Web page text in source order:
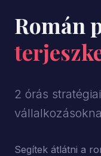
Román
2 órás
Segítek átlátni a